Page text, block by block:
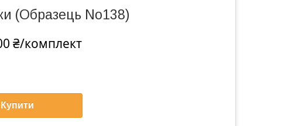
(Образець No138)
₴/комплект
Купити